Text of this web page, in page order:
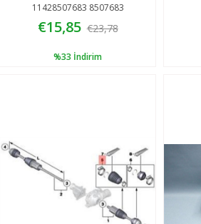
11428507683 8507683
€15,85 €23,78
%33 İndirim